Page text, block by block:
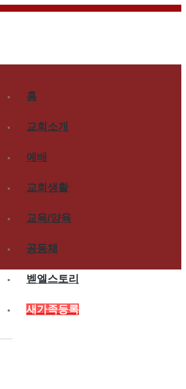
홈
교회소개
예배
교회생활
교육/양육
공동체
벧엘스토리
새가족등록